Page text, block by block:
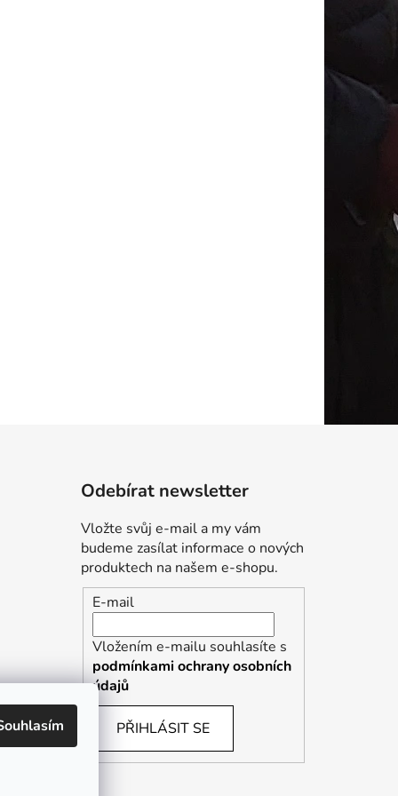
Odebírat newsletter
Vložte svůj e-mail a my vám
budeme zasílat informace o nových
produktech na našem e-shopu.
E-mail
Vložením e-mailu souhlasíte s
podmínkami ochrany osobních
údajů
PŘIHLÁSIT SE